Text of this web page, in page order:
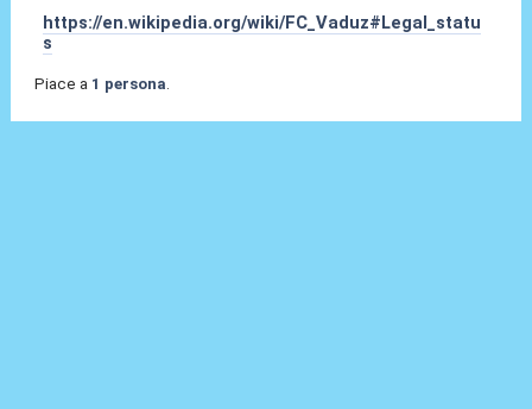
https://en.wikipedia.org/wiki/FC_Vaduz#Legal_statu
s
Piace a 1 persona.